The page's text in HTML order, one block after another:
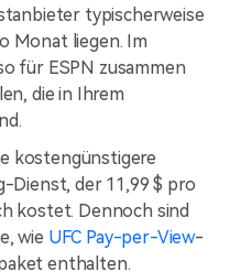
typischerweise
Monat liegen. Im
für ESPN zusammen
die in Ihrem
kostengünstigere
Dienst, der 11,99 $ pro
kostet. Dennoch sind
wie UFC Pay-per-View-
enthalten.